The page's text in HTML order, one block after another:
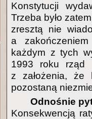
Konstytucji
Trzeba było
zresztą nie
a
każdym z tych
1993 roku rząd
z założenia, że
pozostaną
Odnośnie
Konsekwencją